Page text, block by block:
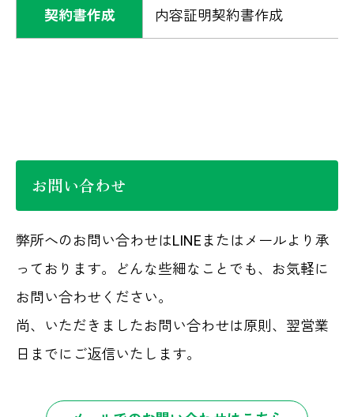
契約書作成 内容証明契約書作成
お問い合わせ
弊所へのお問い合わせはLINEまたはメールより承
っております。どんな些細なことでも、お気軽に
お問い合わせください。
尚、いただきましたお問い合わせは原則、翌営業
日までにご返信いたします。